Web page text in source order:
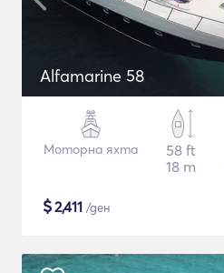
Alfamarine 58
Моторна яхта
58 ft
18 m
$2,411 /ден